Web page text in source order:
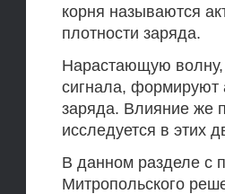
корня называются
плотности заряда.
Нарастающую волну,
сигнала, формируют
заряда. Влияние же
исследуется в этих
В данном разделе с
Митропольского